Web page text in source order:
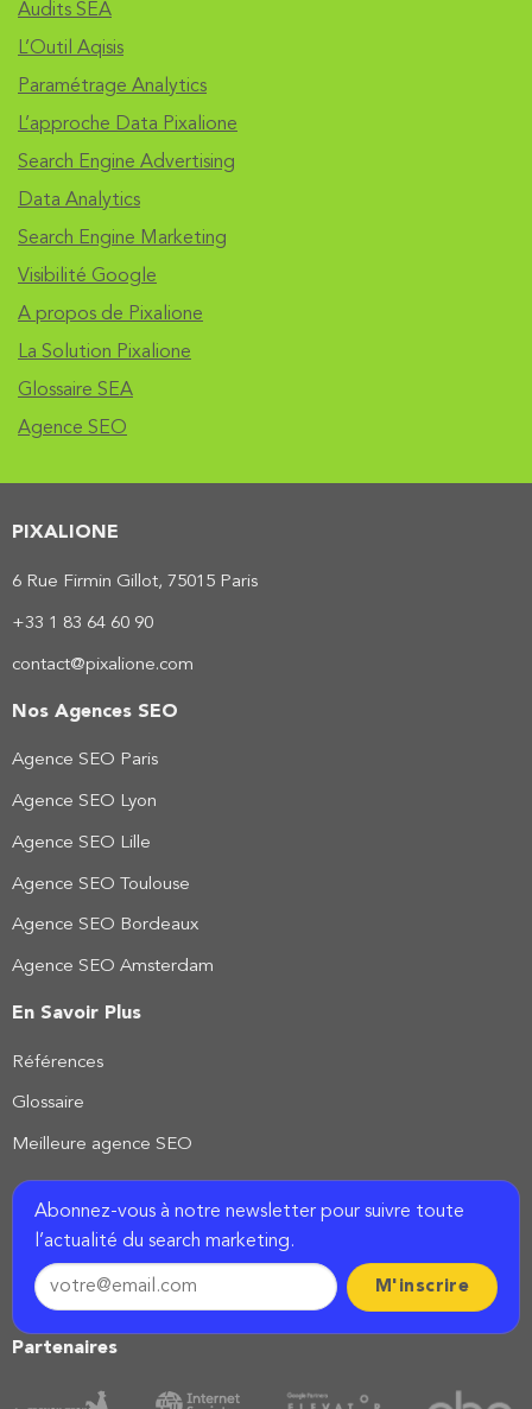
Audits SEA
L’Outil Aqisis
Paramétrage Analytics
L’approche Data Pixalione
Search Engine Advertising
Data Analytics
Search Engine Marketing
Visibilité Google
A propos de Pixalione
La Solution Pixalione
Glossaire SEA
Agence SEO
PIXALIONE
6 Rue Firmin Gillot, 75015 Paris
+33 1 83 64 60 90
contact@pixalione.com
Nos Agences SEO
Agence SEO Paris
Agence SEO Lyon
Agence SEO Lille
Agence SEO Toulouse
Agence SEO Bordeaux
Agence SEO Amsterdam
En Savoir Plus
Références
Glossaire
Meilleure agence SEO
Abonnez-vous à notre newsletter pour suivre toute
l’actualité du search marketing.
Partenaires